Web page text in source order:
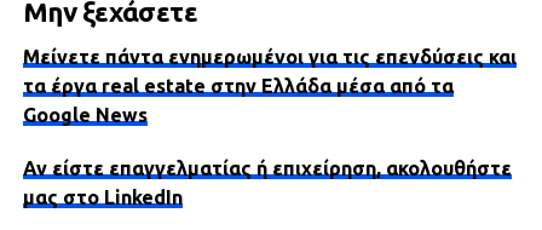
Μην ξεχάσετε
Μείνετε πάντα ενημερωμένοι για τις επενδύσεις και
τα έργα real estate στην Ελλάδα μέσα από τα
Google News
Αν είστε επαγγελματίας ή επιχείρηση, ακολουθήστε
μας στο LinkedIn